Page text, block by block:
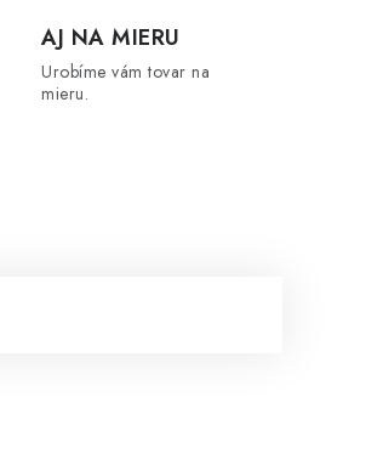
AJ NA MIERU
Urobíme vám tovar na
mieru.